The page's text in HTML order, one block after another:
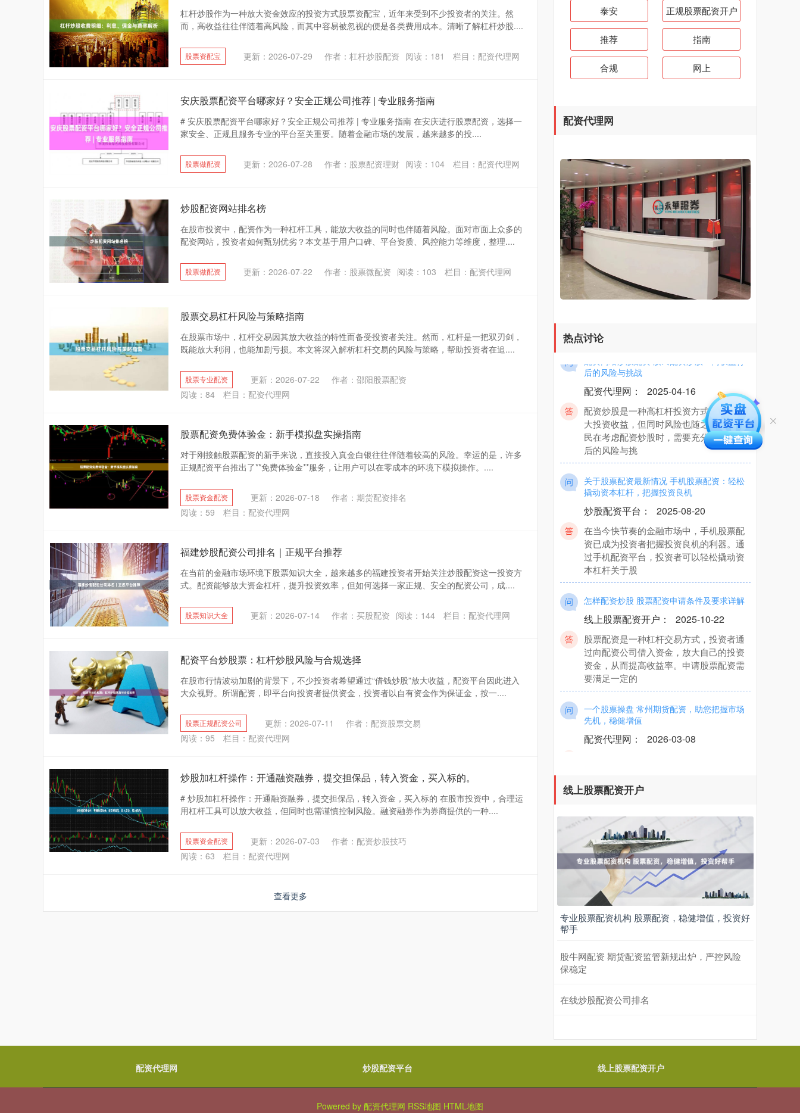
杠杆炒股作为一种放大资金效应的投资方式股票资配宝，近年来受到不少投资者的关注。然
而，高收益往往伴随着高风险，而其中容易被忽视的便是各类费用成本。清晰了解杠杆炒股....
股票资配宝 更新：2026-07-29 作者：杠杆炒股配资 阅读： 181 栏目： 配资代理网
安庆股票配资平台哪家好？安全正规公司推荐 | 专业服务指南
# 安庆股票配资平台哪家好？安全正规公司推荐 | 专业服务指南 在安庆进行股票配资，选择一
家安全、正规且服务专业的平台至关重要。随着金融市场的发展，越来越多的投....
股票做配资 更新：2026-07-28 作者：股票配资理财 阅读： 104 栏目： 配资代理网
炒股配资网站排名榜
在股市投资中，配资作为一种杠杆工具，能放大收益的同时也伴随着风险。面对市面上众多的
配资网站，投资者如何甄别优劣？本文基于用户口碑、平台资质、风控能力等维度，整理....
股票做配资 更新：2026-07-22 作者：股票微配资 阅读： 103 栏目： 配资代理网
股票交易杠杆风险与策略指南
在股票市场中，杠杆交易因其放大收益的特性而备受投资者关注。然而，杠杆是一把双刃剑，
既能放大利润，也能加剧亏损。本文将深入解析杠杆交易的风险与策略，帮助投资者在追....
股票专业配资 更新：2026-07-22
作者：邵阳股票配资
阅读： 84 栏目： 配资代理网
股票配资免费体验金：新手模拟盘实操指南
对于刚接触股票配资的新手来说，直接投入真金白银往往伴随着较高的风险。幸运的是，许多
正规配资平台推出了**免费体验金**服务，让用户可以在零成本的环境下模拟操作。....
股票资金配资 更新：2026-07-18
作者：期货配资排名
阅读： 59 栏目： 配资代理网
福建炒股配资公司排名｜正规平台推荐
在当前的金融市场环境下股票知识大全，越来越多的福建投资者开始关注炒股配资这一投资方
式。配资能够放大资金杠杆，提升投资效率，但如何选择一家正规、安全的配资公司，成....
股票知识大全 更新：2026-07-14 作者：买股配资 阅读： 144 栏目： 配资代理网
配资平台炒股票：杠杆炒股风险与合规选择
在股市行情波动加剧的背景下，不少投资者希望通过“借钱炒股”放大收益，配资平台因此进入
大众视野。所谓配资，即平台向投资者提供资金，投资者以自有资金作为保证金，按一....
股票正规配资公司 更新：2026-07-11
作者：配资股票交易
阅读： 95 栏目： 配资代理网
炒股加杠杆操作：开通融资融券，提交担保品，转入资金，买入标的。
# 炒股加杠杆操作：开通融资融券，提交担保品，转入资金，买入标的 在股市投资中，合理运
用杠杆工具可以放大收益，但同时也需谨慎控制风险。融资融券作为券商提供的一种....
股票资金配资 更新：2026-07-03
作者：配资炒股技巧
阅读： 63 栏目： 配资代理网
查看更多
泰安 正规股票配资开户
推荐 指南
合规 网上
配资代理网
热点讨论
股票杠杆操作：借钱炒股放大收益与风险
2026-07-22
在股市投资中，杠杆操作是一种常见的交
易策略。简单来说，股票杠杆就是投资者
向证券公司或配资平台借钱炒股，用较小
配资网络炒股配资 股民配资炒股：高收益背
配资代理网：
配资炒股是一种高杠杆投资方式，可以放
大投资收益，但同时风险也随之增加。股
民在考虑配资炒股时，需要充分了解其背
后的风险与挑
关于股票配资最新情况 手机股票配资：轻松
撬动资本杠杆，把握投资良机
炒股配资平台 ： 2025-08-20
在当今快节奏的金融市场中，手机股票配
资已成为投资者把握投资良机的利器。通
过手机配资平台，投资者可以轻松撬动资
本杠杆关于股
怎样配资炒股 股票配资申请条件及要求详解
线上股票配资开户： 2025-10-22
股票配资是一种杠杆交易方式，投资者通
过向配资公司借入资金，放大自己的投资
资金，从而提高收益率。申请股票配资需
要满足一定的
一个股票操盘 常州期货配资，助您把握市场
先机，稳健增值
配资代理网：
在瞬息万变的期货市场中一个股票操盘，
线上股票配资开户
专业股票配资机构 股票配资，稳健增值，投资好
帮手
股牛网配资 期货配资监管新规出炉，严控风险
保稳定
在线炒股配资公司排名
配资代理网 炒股配资平台 线上股票配资开户
Powered by 配资代理网 RSS地图 HTML地图